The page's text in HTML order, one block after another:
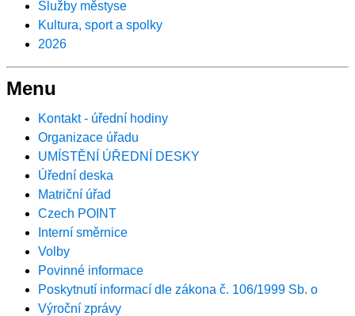
Služby městyse
Kultura, sport a spolky
2026
Menu
Kontakt - úřední hodiny
Organizace úřadu
UMÍSTĚNÍ ÚŘEDNÍ DESKY
Úřední deska
Matriční úřad
Czech POINT
Interní směrnice
Volby
Povinné informace
Poskytnutí informací dle zákona č. 106/1999 Sb. o
Výroční zprávy